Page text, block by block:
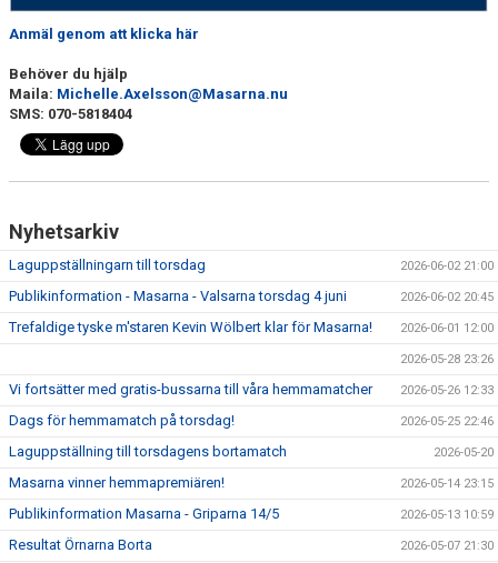
Anmäl genom att klicka här
Behöver du hjälp
Maila: Michelle.Axelsson@Masarna.nu
SMS: 070-5818404
Nyhetsarkiv
Laguppställningarn till torsdag 2026-06-02 21:00
Publikinformation - Masarna - Valsarna torsdag 4 juni 2026-06-02 20:45
Trefaldige tyske m'staren Kevin Wölbert klar för Masarna! 2026-06-01 12:00
2026-05-28 23:26
Vi fortsätter med gratis-bussarna till våra hemmamatcher 2026-05-26 12:33
Dags för hemmamatch på torsdag! 2026-05-25 22:46
Laguppställning till torsdagens bortamatch 2026-05-20
Masarna vinner hemmapremiären! 2026-05-14 23:15
Publikinformation Masarna - Griparna 14/5 2026-05-13 10:59
Resultat Örnarna Borta 2026-05-07 21:30